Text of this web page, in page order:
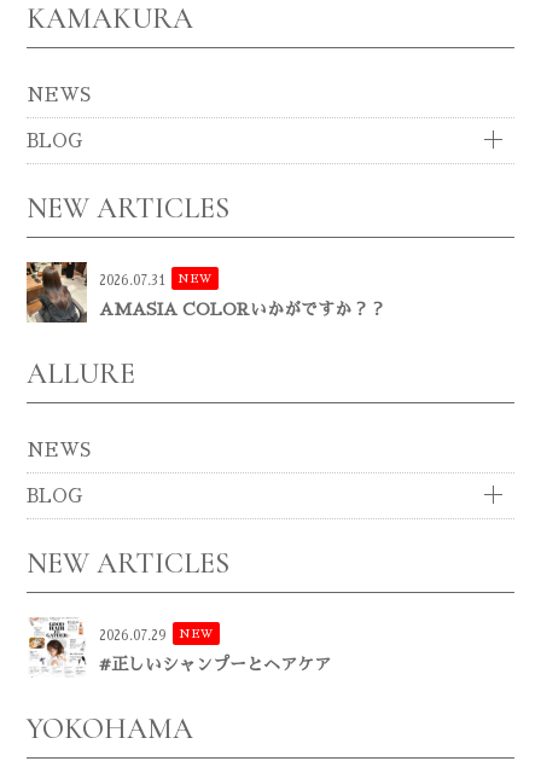
KAMAKURA
NEWS
BLOG
NEW ARTICLES
2026.07.31 NEW
AMASIA COLORいかがですか？？
ALLURE
NEWS
BLOG
NEW ARTICLES
2026.07.29 NEW
#正しいシャンプーとヘアケア
YOKOHAMA